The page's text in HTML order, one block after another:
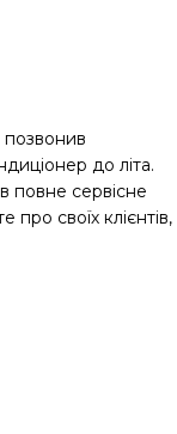
позвонив
до літа.
повне сервісне
своїх клієнтів,